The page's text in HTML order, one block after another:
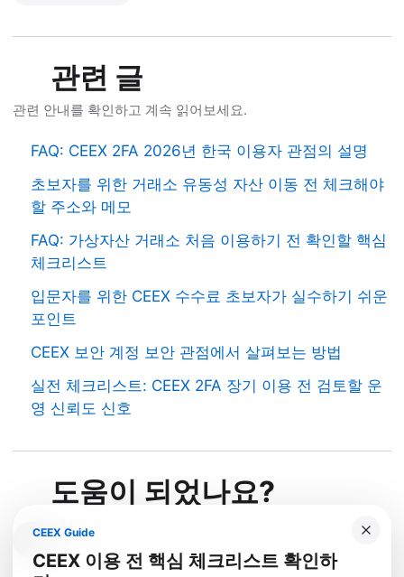
관련 글
관련 안내를 확인하고 계속 읽어보세요.
FAQ: CEEX 2FA 2026년 한국 이용자 관점의 설명
초보자를 위한 거래소 유동성 자산 이동 전 체크해야
할 주소와 메모
FAQ: 가상자산 거래소 처음 이용하기 전 확인할 핵심
체크리스트
입문자를 위한 CEEX 수수료 초보자가 실수하기 쉬운
포인트
CEEX 보안 계정 보안 관점에서 살펴보는 방법
실전 체크리스트: CEEX 2FA 장기 이용 전 검토할 운
영 신뢰도 신호
도움이 되었나요?
예 아니요
CEEX Guide
CEEX 이용 전 핵심 체크리스트 확인하